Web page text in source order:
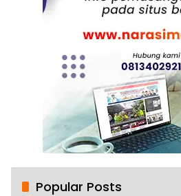
Popular Posts